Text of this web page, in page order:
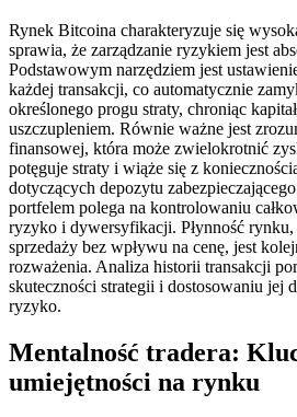
Rynek Bitcoina charakteryzuje się
sprawia, że zarządzanie ryzykiem jest
Podstawowym narzędziem jest
każdej transakcji, co automatycznie
określonego progu straty, chroniąc
uszczupleniem. Równie ważne jest
finansowej, która może zwielokrotnić
potęguje straty i wiąże się z
dotyczących depozytu
portfelem polega na kontrolowaniu
ryzyko i dywersyfikacji. Płynność rynku,
sprzedaży bez wpływu na cenę, jest
rozważenia. Analiza historii transakcji
skuteczności strategii i dostosowaniu jej
ryzyko.
Mentalność tradera:
umiejętności na rynku